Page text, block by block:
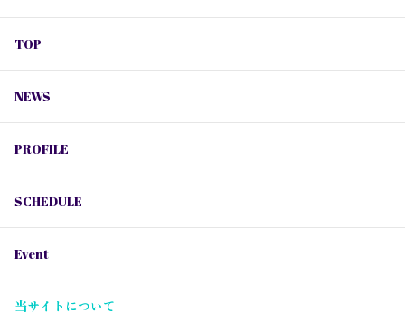
TOP
NEWS
PROFILE
SCHEDULE
Event
当サイトについて